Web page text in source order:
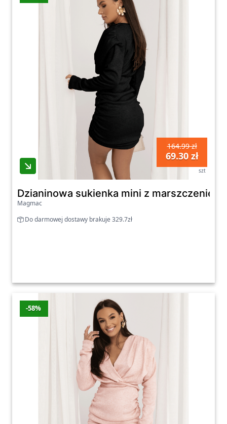
164.99 zł
69.30 zł
szt
Dzianinowa sukienka mini z marszczeniem
Magmac
Do darmowej dostawy brakuje 329.7zł
-58%